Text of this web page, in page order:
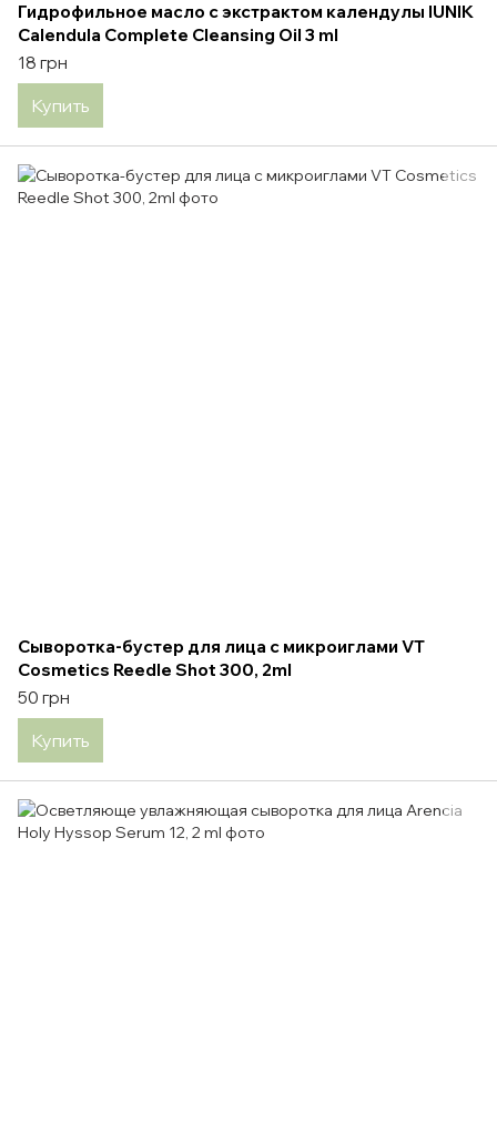
Гидрофильное масло с экстрактом календулы IUNIK
Calendula Complete Cleansing Oil 3 ml
18 грн
Купить
Сыворотка-бустер для лица с микроиглами VT
Cosmetics Reedle Shot 300, 2ml
50 грн
Купить